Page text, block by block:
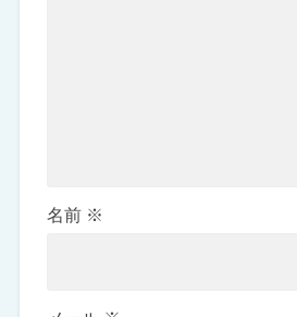
名前 ※